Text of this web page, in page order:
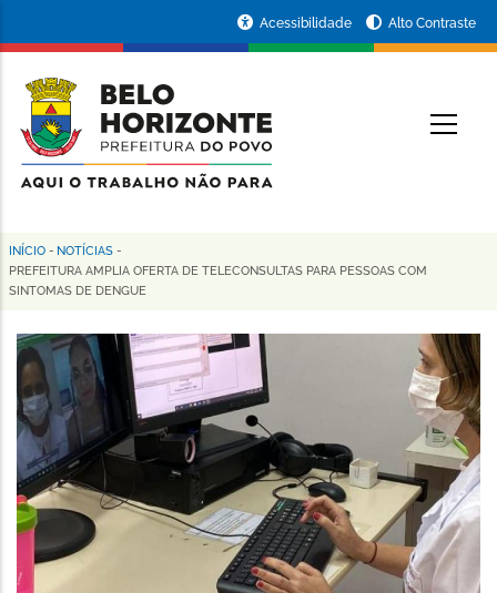
conteúdo
principal
da
Prefeitura
de
Horizonte
Acessibilidade Alto Contraste
Trilha
de
navegação
INÍCIO - NOTÍCIAS -
PREFEITURA AMPLIA OFERTA DE TELECONSULTAS PARA PESSOAS COM
SINTOMAS DE DENGUE